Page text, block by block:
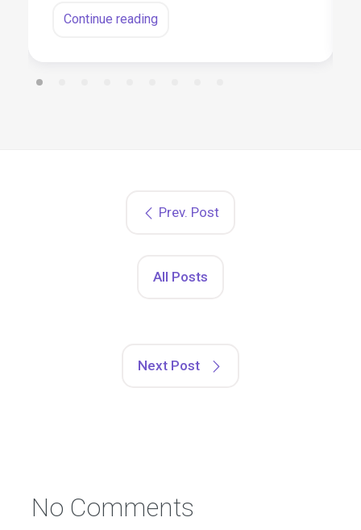
Continue reading
Prev. Post
All Posts
Next Post
No Comments